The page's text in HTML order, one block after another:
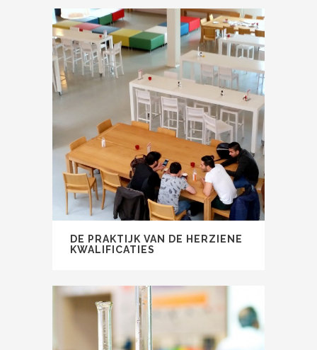
DE PRAKTIJK VAN DE HERZIENE
KWALIFICATIES